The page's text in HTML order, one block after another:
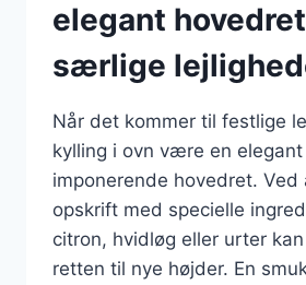
elegant
særlige
Når det kommer til festlige
kylling i ovn være en elegant
imponerende hovedret.
opskrift med specielle
citron, hvidløg eller urter
retten til nye højder. En